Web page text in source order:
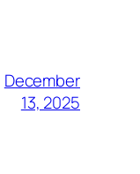
December
13, 2025